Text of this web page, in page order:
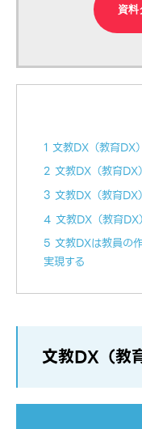
資料
1 文教DX（教育DX
2 文教DX（教育DX
3 文教DX（教育DX
4 文教DX（教育DX
5 文教DXは教員の
実現する
文教DX（教